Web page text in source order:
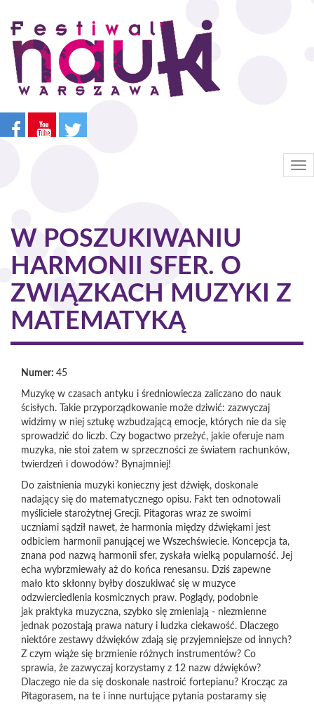
Przejdź
treści
W POSZUKIWANIU
HARMONII SFER. O
ZWIĄZKACH MUZYKI Z
MATEMATYKĄ
Numer: 45
Muzykę w czasach antyku i średniowiecza zaliczano do nauk
ścisłych. Takie przyporządkowanie może dziwić: zazwyczaj
widzimy w niej sztukę wzbudzającą emocje, których nie da się
sprowadzić do liczb. Czy bogactwo przeżyć, jakie oferuje nam
muzyka, nie stoi zatem w sprzeczności ze światem rachunków,
twierdzeń i dowodów? Bynajmniej!
Do zaistnienia muzyki konieczny jest dźwięk, doskonale
nadający się do matematycznego opisu. Fakt ten odnotowali
myśliciele starożytnej Grecji. Pitagoras wraz ze swoimi
uczniami sądził nawet, że harmonia między dźwiękami jest
odbiciem harmonii panującej we Wszechświecie. Koncepcja ta,
znana pod nazwą harmonii sfer, zyskała wielką popularność. Jej
echa wybrzmiewały aż do końca renesansu. Dziś zapewne
mało kto skłonny byłby doszukiwać się w muzyce
odzwierciedlenia kosmicznych praw. Poglądy, podobnie
jak praktyka muzyczna, szybko się zmieniają - niezmienne
jednak pozostają prawa natury i ludzka ciekawość. Dlaczego
niektóre zestawy dźwięków zdają się przyjemniejsze od innych?
Z czym wiąże się brzmienie różnych instrumentów? Co
sprawia, że zazwyczaj korzystamy z 12 nazw dźwięków?
Dlaczego nie da się doskonale nastroić fortepianu? Krocząc za
Pitagorasem, na te i inne nurtujące pytania postaramy się